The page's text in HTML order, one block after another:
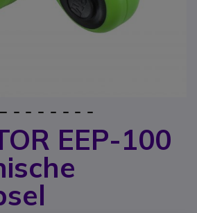
EEP-100
springen